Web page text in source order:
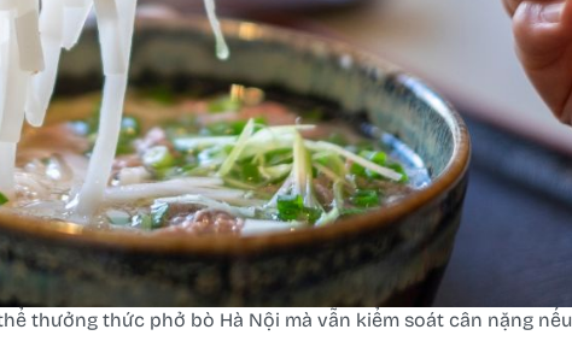
thưởng thức phở bò Hà Nội mà vẫn kiểm soát cân nặng nếu